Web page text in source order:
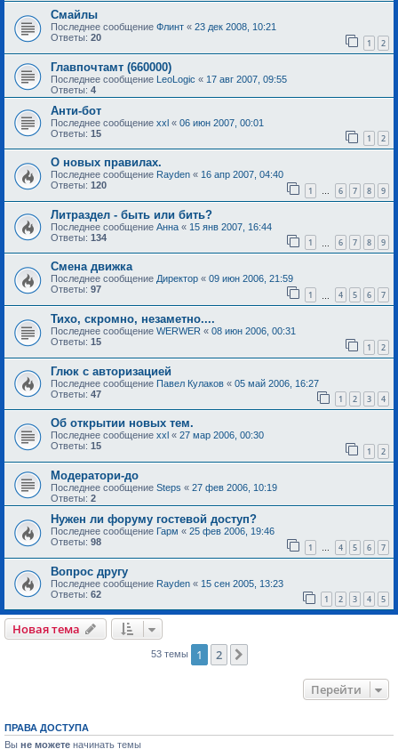
Смайлы
Последнее сообщение Флинт « 23 дек 2008, 10:21
Ответы: 20 1 2
Главпочтамт (660000)
Последнее сообщение LeoLogic « 17 авг 2007, 09:55
Ответы: 4
Анти-бот
Последнее сообщение xxl « 06 июн 2007, 00:01
Ответы: 15 1 2
О новых правилах.
Последнее сообщение Rayden « 16 апр 2007, 04:40
Ответы: 120 1 … 6 7 8 9
Литраздел - быть или бить?
Последнее сообщение Анна « 15 янв 2007, 16:44
Ответы: 134 1 6 7 8 9
Смена движка
Последнее сообщение Директор « 09 июн 2006, 21:59
Ответы: 97 1 4 5 6 7
Тихо, скромно, незаметно....
Последнее сообщение WERWER « 08 июн 2006, 00:31
Ответы: 15 1 2
Глюк с авторизацией
Последнее сообщение Павел Кулаков « 05 май 2006, 16:27
Ответы: 47 1 2 3 4
Об открытии новых тем.
Последнее сообщение xxl « 27 мар 2006, 00:30
Ответы: 15 1 2
Модератори-до
Последнее сообщение Steps « 27 фев 2006, 10:19
Ответы: 2
Нужен ли форуму гостевой доступ?
Последнее сообщение Гарм « 25 фев 2006, 19:46
Ответы: 98 1 … 4 5 6 7
Вопрос другу
Последнее сообщение Rayden « 15 сен 2005, 13:23
Ответы: 62 1 2 3 4 5
Новая тема
53 темы 1 2
Перейти
ПРАВА ДОСТУПА
Вы не можете начинать темы